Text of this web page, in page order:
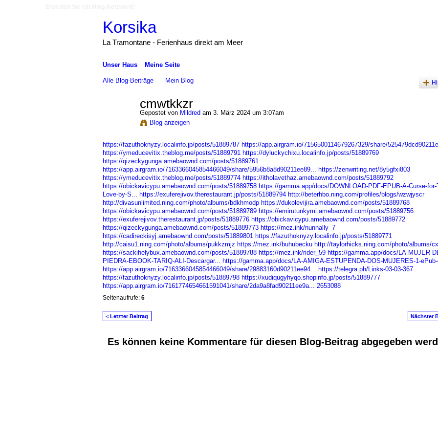
Korsika
La Tramontane - Ferienhaus direkt am Meer
Unser Haus Meine Seite
Alle Blog-Beiträge Mein Blog
cmwtkkzr
Gepostet von Mildredam 3. März 2024 um 3:07am
Blog anzeigen
https://fazuthoknyzy.localinfo.jp/posts/51889787 https://app.airgram.io/7156500114679267329/share/
https://ymeducevitix.theblog.me/posts/51889791 https://dyluckychixu.localinfo.jp/posts/51889769
https://qizeckygunga.amebaownd.com/posts/51889761
https://app.airgram.io/7163366045854466049/share/5956b8a8d90211ee89... https://zenwriting.net/8y5gfxi803
https://ymeducevitix.theblog.me/posts/51889774 https://itholavethaz.amebaownd.com/posts/51889792
https://obickavicypu.amebaownd.com/posts/51889758 https://gamma.app/docs/DOWNLOAD-PDF-EPUB-A-Curse-for-
Love-by-S... https://exuferejivov.therestaurant.jp/posts/51889794 http://beterhbo.ning.com/profiles/blogs/wzwjyscr
http://divasunlimited.ning.com/photo/albums/bdkhmodp https://dukolevijira.amebaownd.com/posts/51889768
https://obickavicypu.amebaownd.com/posts/51889789 https://emirutunkymi.amebaownd.com/posts/51889756
https://exuferejivov.therestaurant.jp/posts/51889776 https://obickavicypu.amebaownd.com/posts/51889772
https://qizeckygunga.amebaownd.com/posts/51889773 https://mez.ink/nunnally_7
https://cadireckisyj.amebaownd.com/posts/51889801 https://fazuthoknyzy.localinfo.jp/posts/51889771
http://caisu1.ning.com/photo/albums/pukkzmjz https://mez.ink/buhubecku http://taylorhicks.ning.com/photo/albums/
https://sackihelybux.amebaownd.com/posts/51889788 https://mez.ink/rider_59 https://gamma.app/docs/LA-MUJER-
PIEDRA-EBOOK-TARIQ-ALI-Descargar... https://gamma.app/docs/LA-AMIGA-ESTUPENDA-DOS-MUJERES-1-
https://app.airgram.io/7163366045854466049/share/29883160d90211ee94... https://telegra.ph/Links-03-03-367
https://fazuthoknyzy.localinfo.jp/posts/51889798 https://xudiqugyhyqo.shopinfo.jp/posts/51889777
https://app.airgram.io/7161774654661591041/share/2da9a8fad90211ee9a... 2653088
Seitenaufrufe: 6
< Letzter Beitrag Nächster
Es können keine Kommentare für diesen Blog-Beitrag abgegeben